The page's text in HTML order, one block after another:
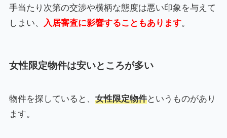
手当たり次第の交渉や横柄な態度は悪い印象を与えて
しまい、
入居審査に影響することもあります。
女性限定物件は安いところが多い
物件を探していると、 女性限定物件というものがあり
ます。